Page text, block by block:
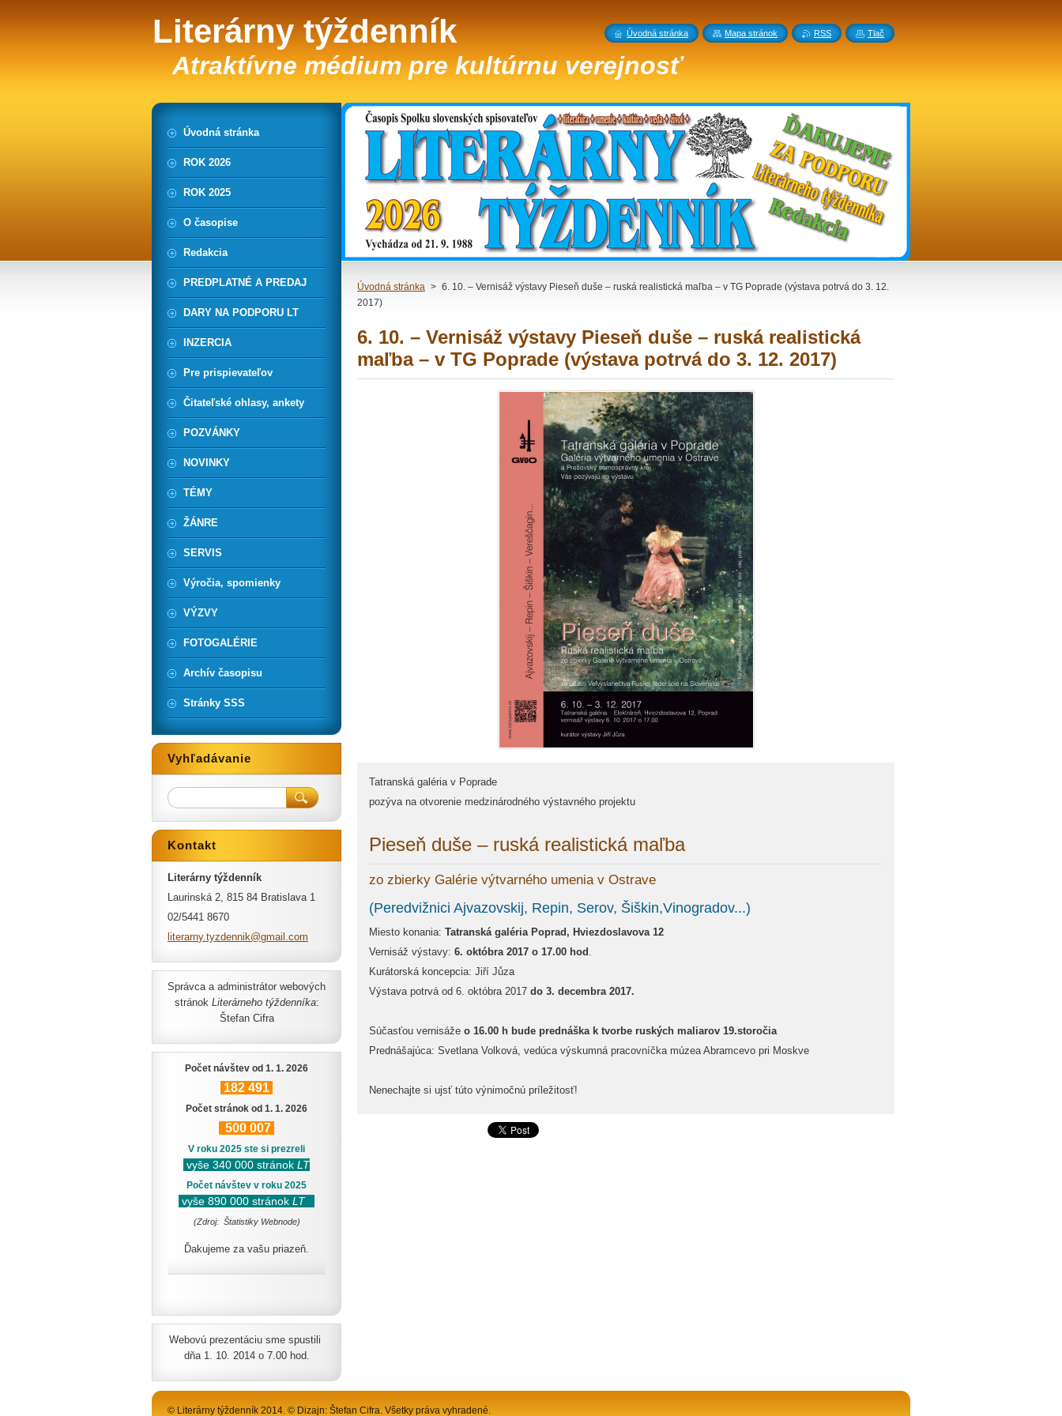
Literárny týždenník
Atraktívne médium pre kultúrnu verejnosť
Úvodná stránka > 6. 10. – Vernisáž výstavy Pieseň duše – ruská realistická maľba – v TG Poprade (výstava potrvá do 3. 12.
2017)
6. 10. – Vernisáž výstavy Pieseň duše – ruská realistická
maľba – v TG Poprade (výstava potrvá do 3. 12. 2017)
Tatranská galéria v Poprade
pozýva na otvorenie medzinárodného výstavného projektu
Pieseň duše – ruská realistická maľba
zo zbierky Galérie výtvarného umenia v Ostrave
(Peredvižnici Ajvazovskij, Repin, Serov, Šiškin,Vinogradov...)
Miesto konania: Tatranská galéria Poprad, Hviezdoslavova 12
Vernisáž výstavy: 6. októbra 2017 o 17.00 hod .
Kurátorská koncepcia: Jiří Jůza
Výstava potrvá od 6. októbra 2017 do 3. decembra 2017.
Súčasťou vernisáže o 16.00 h bude prednáška k tvorbe ruských maliarov 19.storočia
Prednášajúca: Svetlana Volková, vedúca výskumná pracovníčka múzea Abramcevo pri Moskve
Nenechajte si ujsť túto výnimočnú príležitosť!
Úvodná stránka
ROK 2026
ROK 2025
O časopise
Redakcia
PREDPLATNÉ A PREDAJ
DARY NA PODPORU LT
INZERCIA
Pre prispievateľov
Čitateľské ohlasy, ankety
POZVÁNKY
NOVINKY
TÉMY
ŽÁNRE
SERVIS
Výročia, spomienky
VÝZVY
FOTOGALÉRIE
Archív časopisu
Stránky SSS
Vyhľadávanie
Kontakt
Literárny týždenník
Laurinská 2, 815 84 Bratislava 1
02/5441 8670
literarny.tyzdennik@gmai l.com
Správca a administrátor webových
stránok Literárneho týždenníka:
Štefan Cifra
Počet návštev od 1. 1. 2026
182 491
Počet stránok od 1. 1. 2026
500 007
V roku 2025 ste si prezreli
vyše 340 000 stránok LT
Počet návštev v roku 2025
vyše 890 000 stránok LT
(Zdroj: Štatistiky Webnode)
Ďakujeme za vašu priazeň.
Webovú prezentáciu sme spustili
dňa 1. 10. 2014 o 7.00 hod.
© Literárny týždenník 2014. © Dizajn: Štefan Cifra. Všetky práva vyhradené.
Úvodná stránka Mapa stránok RSS Tlač